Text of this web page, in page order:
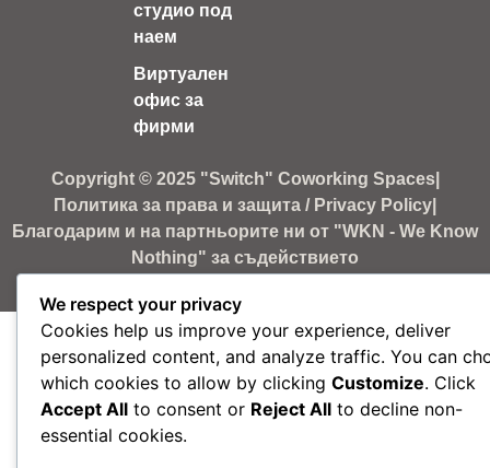
студио под
наем
Виртуален
офис за
фирми
Copyright © 2025 "Switch" Coworking Spaces|
Политика за права и защита / Privacy Policy
Благодарим и на партньорите ни от "WKN - We Know
Nothing" за съдействието
We respect your privacy
Cookies help us improve your experience, deliver
personalized content, and analyze traffic. You can
which cookies to allow by clicking Customize. Click
Accept All to consent or Reject All to decline non-
essential cookies.